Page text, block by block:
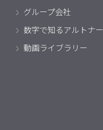
グループ会社
数字で知るアルトナー
動画ライブラリー